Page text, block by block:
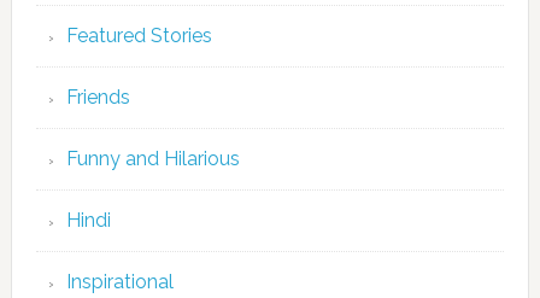
Featured Stories
Friends
Funny and Hilarious
Hindi
Inspirational